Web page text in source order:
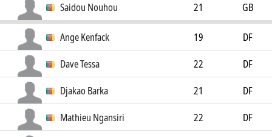
Saidou Nouhou
21 GB
Ange Kenfack 19
DF
Dave Tessa
22
DF
Djakao Barka
21
DF
Mathieu Ngansiri
22
DF